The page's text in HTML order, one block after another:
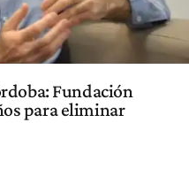
Fundación
para eliminar